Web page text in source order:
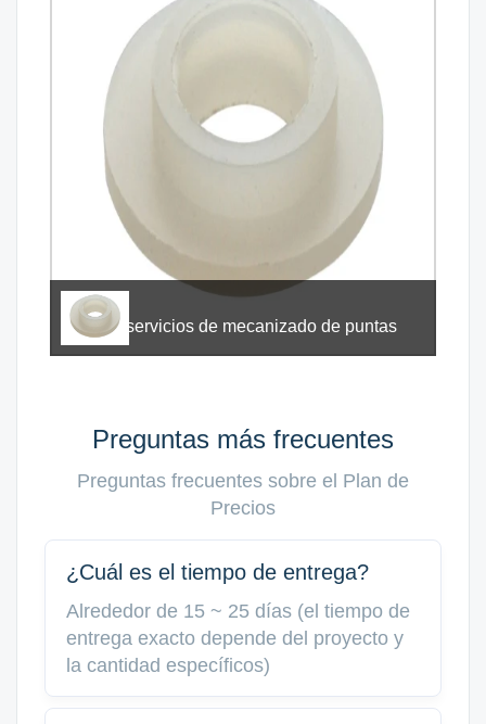
servicios de mecanizado de puntas
Preguntas más frecuentes
Preguntas frecuentes sobre el Plan de
Precios
¿Cuál es el tiempo de entrega?
Alrededor de 15 ~ 25 días (el tiempo de
entrega exacto depende del proyecto y
la cantidad específicos)